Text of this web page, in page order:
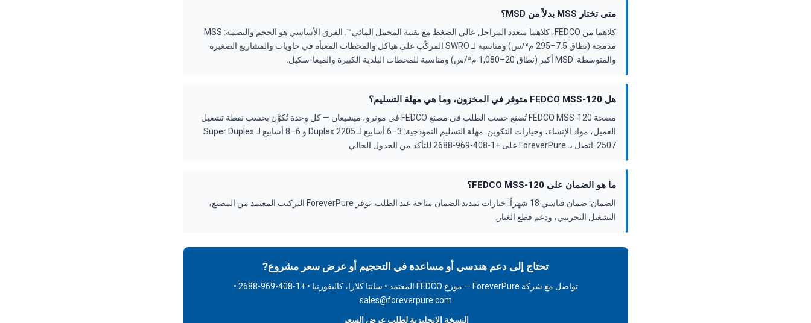
متى تختار MSS بدلاً من MSD؟
كلاهما من FEDCO، كلاهما متعدد المراحل عالي الضغط مع تقنية المحمل المائي™. الفرق الأساسي هو الحجم والبصمة: MSS
مدمجة (نطاق 7.5–295 م³/س) ومناسبة لـ SWRO المركّب على هياكل والمحطات المعبأة في حاويات والمشاريع الصغيرة
والمتوسطة. MSD أكبر (نطاق 20–1,080 م³/س) ومناسبة للمحطات البلدية الكبيرة والميغا-سكيل.
هل FEDCO MSS-120 متوفر في المخزون، وما هي مهلة التسليم؟
مضخة FEDCO MSS-120 تُصنع حسب الطلب في مصنع FEDCO في مونرو، ميشيغان — كل وحدة تُكوَّن بحسب نقطة تشغيل
العميل، مواد الإنشاء، وخيارات التكوين. مهلة التسليم النموذجية: 3–6 أسابيع لـ Duplex 2205 و 6–8 أسابيع لـ Super Duplex
2507. اتصل بـ ForeverPure على +1-408-969-2688 للتأكد من الجدول الحالي.
ما هو الضمان على FEDCO MSS-120؟
الضمان: ضمان قياسي 18 شهراً. خيارات تمديد الضمان متاحة عند الطلب. توفر ForeverPure التركيب المعتمد من المصنع،
التشغيل التجريبي، ودعم قطع الغيار.
تحتاج إلى دعم هندسي أو مساعدة في التحجيم أو عرض سعر مشروع?
تواصل مع شركة ForeverPure — موزع FEDCO المعتمد • سانتا كلارا، كاليفورنيا • +1-408-969-2688 •
sales@foreverpure.com
النسخة الإنجليزية لطلب عرض السعر